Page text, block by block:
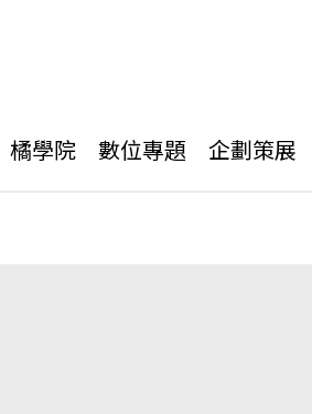
橘學院 數位專題 企劃策展